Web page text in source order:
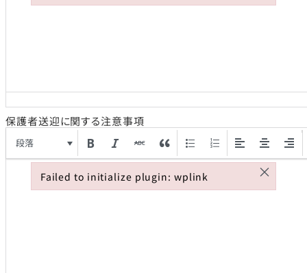
保護者送迎に関する注意事項
段落
Failed to initialize plugin: wplink
Failed to initialize plugin: wplink ×
Failed to initialize plugin: wplink